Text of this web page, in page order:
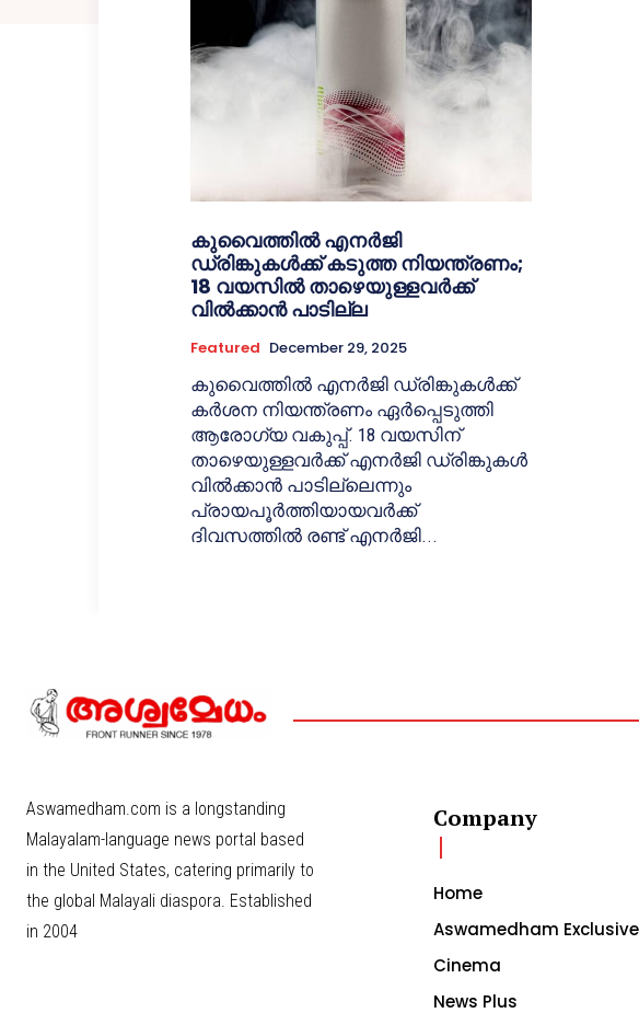
കുവൈത്തിൽ എനർജി
ഡ്രിങ്കുകൾക്ക് കടുത്ത നിയന്ത്രണം;
18 വയസിൽ താഴെയുള്ളവർക്ക്
വിൽക്കാൻ പാടില്ല
Featured December 29, 2025
കുവൈത്തിൽ എനർജി ഡ്രിങ്കുകൾക്ക്
കർശന നിയന്ത്രണം ഏർപ്പെടുത്തി
ആരോഗ്യ വകുപ്പ്. 18 വയസിന്
താഴെയുള്ളവർക്ക് എനർജി ഡ്രിങ്കുകൾ
വിൽക്കാൻ പാടില്ലെന്നും
പ്രായപൂർത്തിയായവർക്ക്
ദിവസത്തിൽ രണ്ട് എനർജി...
Aswamedham.com is a longstanding
Malayalam-language news portal based
in the United States, catering primarily to
the global Malayali diaspora. Established
in 2004
Company
Home
Aswamedham Exclusive
Cinema
News Plus